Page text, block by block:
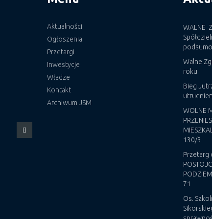
Aktualności
Ogłoszenia
Przetargi
Inwestycje
Władze
Kontakt
Archiwum JSM
WALNE
Walne
roku
Bieg
WOLNE
130/3
Przetarg
71
Os.